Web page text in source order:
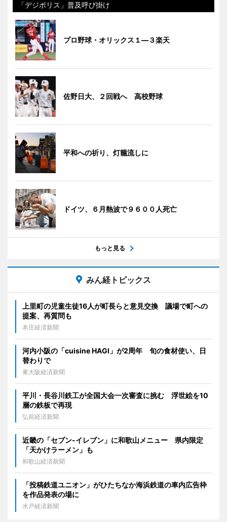
「デジポリス」普及呼び掛け
プロ野球・オリックス１―３楽天
佐野日大、２回戦へ 高校野球
平和への祈り、灯籠流しに
ドイツ、６月熱波で９６００人死亡
もっと見る
みん経トピックス
上里町の児童生徒16人が町長らと意見交換 議場で町への
提案、再質問も
本庄経済新聞
河内小阪の「cuisine HAGI」が2周年 旬の食材使い、日
替わりで
東大阪経済新聞
平川・長谷川鉄工が全国大会一次審査に挑む 浮世絵を10
層の鉄板で再現
弘前経済新聞
近畿の「セブン-イレブン」に和歌山メニュー 県内限定
「天かけラーメン」も
和歌山経済新聞
「投稿鉄道ユニオン」がひたちなか海浜鉄道の車内広告枠
を作品発表の場に
水戸経済新聞